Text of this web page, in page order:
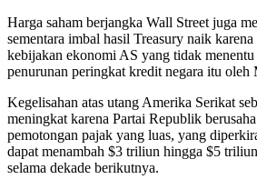
Harga saham berjangka Wall Street juga
sementara imbal hasil Treasury naik
kebijakan ekonomi AS yang tidak
penurunan peringkat kredit negara itu oleh
Kegelisahan atas utang Amerika Serikat
meningkat karena Partai Republik
pemotongan pajak yang luas, yang
dapat menambah $3 triliun hingga $5
selama dekade berikutnya.